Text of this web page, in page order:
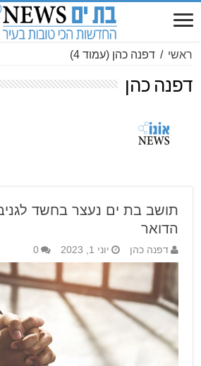
ראשי / דפנה כהן (עמוד 4)
דפנה כהן
תושב בת ים נעצר בחשד
הדואר
דפנה כהן יוני 1, 2023 0